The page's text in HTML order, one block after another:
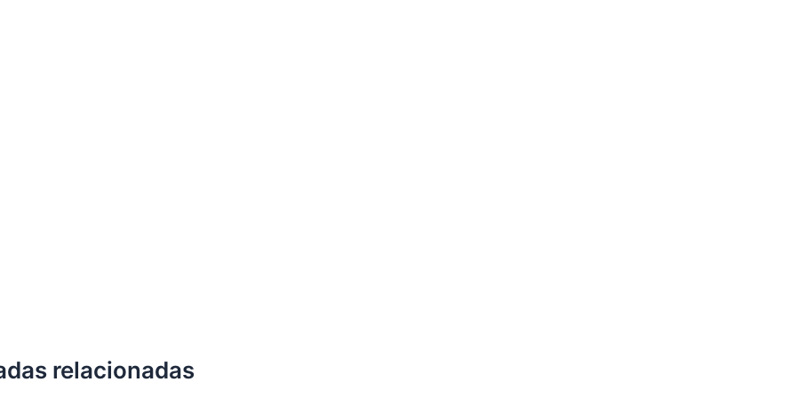
relacionadas